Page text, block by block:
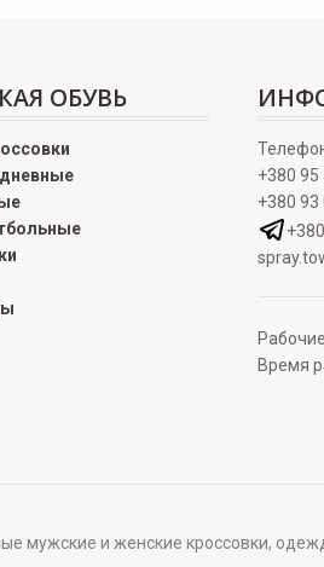
ОБУВЬ
+380
+380
Время
мужские и женские кроссовки,